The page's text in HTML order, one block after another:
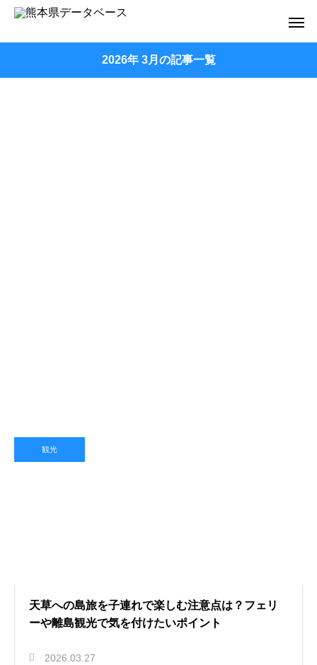
2026年 3月の記事一覧
観光
天草への島旅を子連れで楽しむ注意点は？フェリ
ーや離島観光で気を付けたいポイント
2026.03.27